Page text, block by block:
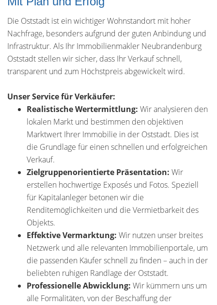
Die Oststadt ist ein wichtiger Wohnstandort mit hoher
Nachfrage, besonders aufgrund der guten Anbindung und
Infrastruktur. Als Ihr Immobilienmakler Neubrandenburg
Oststadt stellen wir sicher, dass Ihr Verkauf schnell,
transparent und zum Höchstpreis abgewickelt wird.
Unser Service für Verkäufer:
Realistische Wertermittlung: Wir analysieren den
lokalen Markt und bestimmen den objektiven
Marktwert Ihrer Immobilie in der Oststadt. Dies ist
die Grundlage für einen schnellen und erfolgreichen
Verkauf.
Zielgruppenorientierte Präsentation: Wir
erstellen hochwertige Exposés und Fotos. Speziell
für Kapitalanleger betonen wir die
Renditemöglichkeiten und die Vermietbarkeit des
Objekts.
Effektive Vermarktung: Wir nutzen unser breites
Netzwerk und alle relevanten Immobilienportale, um
die passenden Käufer schnell zu finden – auch in der
beliebten ruhigen Randlage der Oststadt.
Professionelle Abwicklung: Wir kümmern uns um
alle Formalitäten, von der Beschaffung der